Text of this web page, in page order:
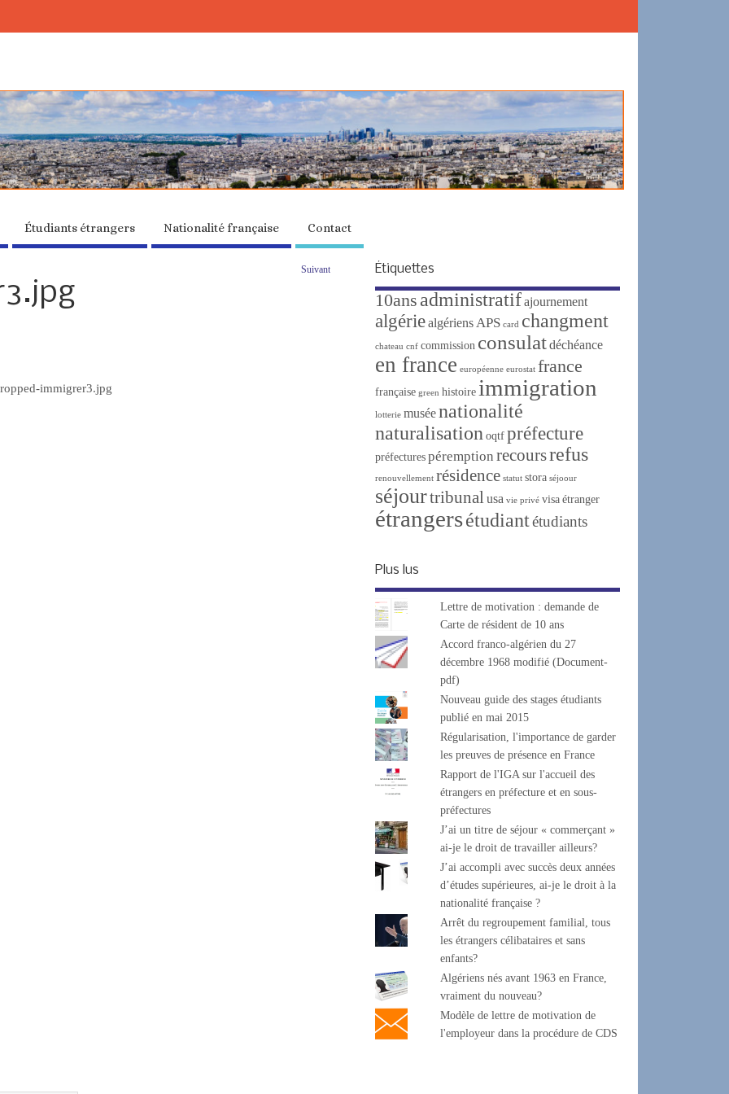
Étudiants étrangers Nationalité française Contact
Suivant
immigrer3.jpg
Étiquettes
10ans administratif ajournement
algérie algériens APS card changment
chateau cnf commission consulat déchéance
en france européenne eurostat france
française green histoire immigration
lotterie musée nationalité
naturalisation oqtf préfecture
préfectures péremption recoursrefus
renouvellement résidence statut stora séjoour
séjourtribunal usa vie privé visa étranger
étrangersétudiantétudiants
Plus lus
Lettre de motivation : demande de
Carte de résident de 10 ans
Accord franco-algérien du 27
décembre 1968 modifié (Document-
pdf)
Nouveau guide des stages étudiants
publié en mai 2015
Régularisation, l'importance de garder
les preuves de présence en France
Rapport de l'IGA sur l'accueil des
étrangers en préfecture et en sous-
préfectures
J’ai un titre de séjour « commerçant »
ai-je le droit de travailler ailleurs?
J’ai accompli avec succès deux années
d’études supérieures, ai-je le droit à la
nationalité française ?
Arrêt du regroupement familial, tous
les étrangers célibataires et sans
enfants?
Algériens nés avant 1963 en France,
vraiment du nouveau?
Modèle de lettre de motivation de
l'employeur dans la procédure de CDS